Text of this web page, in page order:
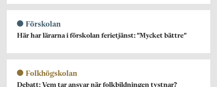
Förskolan
Här har lärarna i förskolan ferietjänst: ”Mycket bättre”
Folkhögskolan
Debatt: Vem tar ansvar när folkbildningen tystnar?